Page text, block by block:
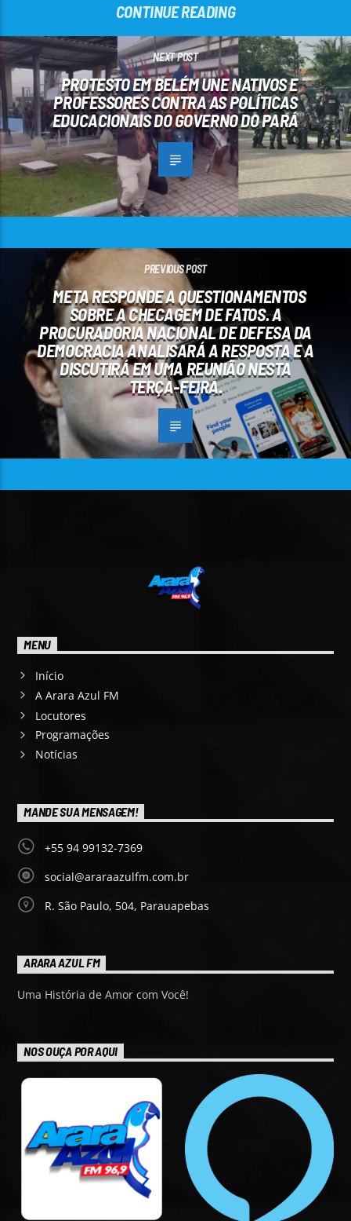
CONTINUE READING
NEXT POST
PROTESTO EM BELÉM UNE NATIVOS E
PROFESSORES CONTRA AS POLÍTICAS
EDUCACIONAIS DO GOVERNO DO PARÁ
PREVIOUS POST
META RESPONDE A QUESTIONAMENTOS
SOBRE A CHECAGEM DE FATOS. A
PROCURADORIA NACIONAL DE DEFESA DA
DEMOCRACIA ANALISARÁ A RESPOSTA E A
DISCUTIRÁ EM UMA REUNIÃO NESTA
TERÇA-FEIRA.
MENU
Início
A Arara Azul FM
Locutores
Programações
Notícias
MANDE SUA MENSAGEM!
+55 94 99132-7369
social@araraazulfm.com.br
R. São Paulo, 504, Parauapebas
ARARA AZUL FM
Uma História de Amor com Você!
NOS OUÇA POR AQUI